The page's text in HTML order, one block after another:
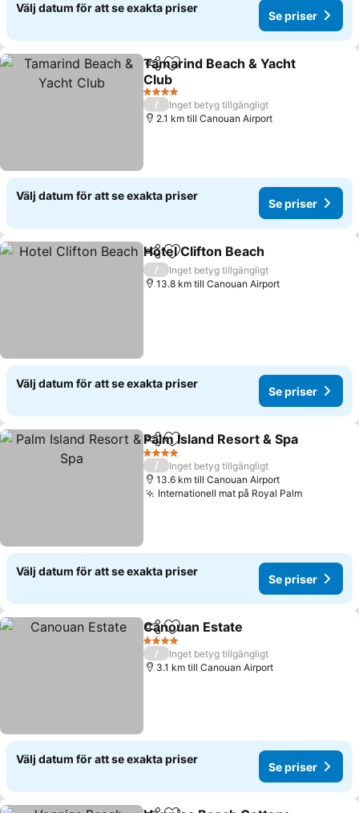
Välj datum för att se exakta priser
Se priser
Dela Lägg till i Mina Favoriter
Tamarind Beach & Yacht
Club
4 Stjärnor
/
Inget betyg tillgängligt
2.1 km till Canouan Airport
Välj datum för att se exakta priser
Se priser
Dela Lägg till i Mina Favoriter
Hotel Clifton Beach
/
Inget betyg tillgängligt
13.8 km till Canouan Airport
Välj datum för att se exakta priser
Se priser
Dela Lägg till i Mina Favoriter
Palm Island Resort & Spa
4 Stjärnor
/
Inget betyg tillgängligt
13.6 km till Canouan Airport
Internationell mat på Royal Palm
Välj datum för att se exakta priser
Se priser
Dela Lägg till i Mina Favoriter
Canouan Estate
4 Stjärnor
/
Inget betyg tillgängligt
3.1 km till Canouan Airport
Välj datum för att se exakta priser
Se priser